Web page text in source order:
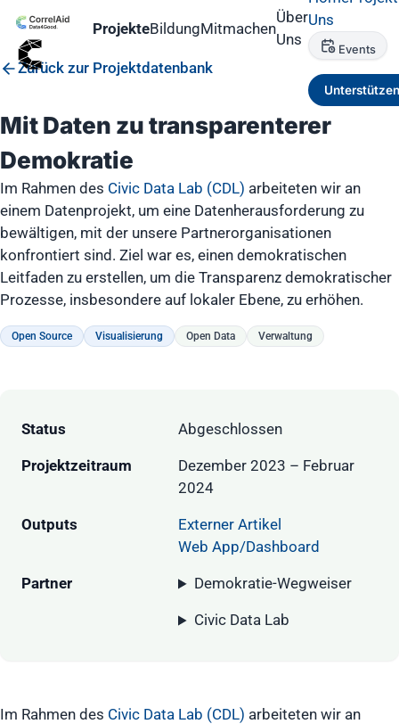
ProjekteBildungMitmachen
Über
Uns
Uns
Events
Unterstützen
Zurück zur Projektdatenbank
Mit Daten zu transparenterer
Demokratie
Im Rahmen des Civic Data Lab (CDL) arbeiteten wir an
einem Datenprojekt, um eine Datenherausforderung zu
bewältigen, mit der unsere Partnerorganisationen
konfrontiert sind. Ziel war es, einen demokratischen
Leitfaden zu erstellen, um die Transparenz demokratischer
Prozesse, insbesondere auf lokaler Ebene, zu erhöhen.
Open Source Visualisierung Open Data Verwaltung
Status Abgeschlossen
Projektzeitraum
Dezember 2023 – Februar
2024
Outputs
Externer Artikel
Web App/Dashboard
Partner Demokratie-Wegweiser
Civic Data Lab
Im Rahmen des Civic Data Lab (CDL) arbeiteten wir an